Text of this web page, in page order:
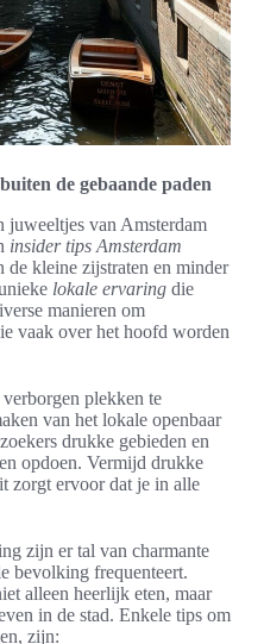
de gebaande paden
juweeltjes van Amsterdam
insider tips Amsterdam
de kleine zijstraten en minder
lokale ervaring die
manieren om
vaak over het hoofd worden
plekken te
van het lokale openbaar
drukke gebieden en
opdoen. Vermijd drukke
zorgt ervoor dat je in alle
zijn er tal van charmante
bevolking frequenteert.
alleen heerlijk eten, maar
in de stad. Enkele tips om
zijn: